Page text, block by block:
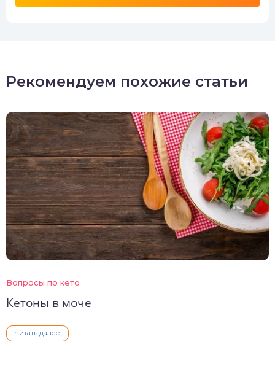
Рекомендуем похожие статьи
Вопросы по кето
Кетоны в моче
Читать далее